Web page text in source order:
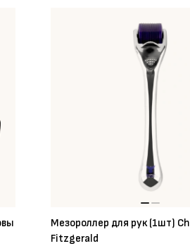
Мезороллер для рук (1шт)
Fitzgerald